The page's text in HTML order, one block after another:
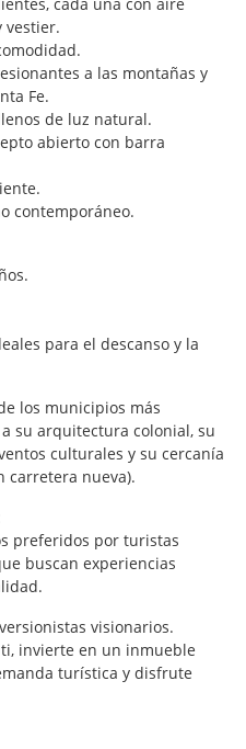
vestier.
a las montañas y
Fe.
de luz natural.
abierto con barra
contemporáneo.
para el descanso y la
los municipios más
su arquitectura colonial, su
culturales y su cercanía
carretera nueva).
preferidos por turistas
buscan experiencias
visionarios.
invierte en un inmueble
turística y disfrute